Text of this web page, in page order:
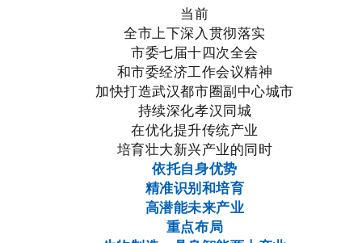
当前
全市上下深入贯彻落实
市委七届十四次全会
和市委经济工作会议精神
加快打造武汉都市圈副中心城市
持续深化孝汉同城
在优化提升传统产业
培育壮大新兴产业的同时
依托自身优势
精准识别和培育
高潜能未来产业
重点布局